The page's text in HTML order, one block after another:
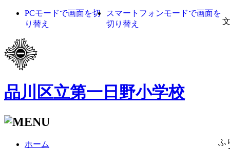
ふ
PCモードで画面を切
り替え
スマートフォンモードで画面を
切り替え
品川区立第一日野小学校
ホーム